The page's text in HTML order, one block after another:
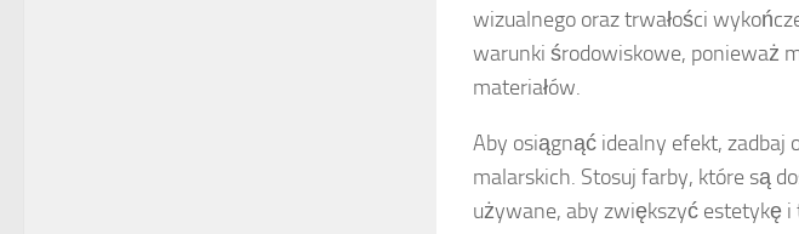
wizualnego oraz trwałości
warunki środowiskowe, ponieważ
materiałów.
Aby osiągnąć idealny efekt, zadbaj
malarskich. Stosuj farby, które są
używane, aby zwiększyć estetykę i